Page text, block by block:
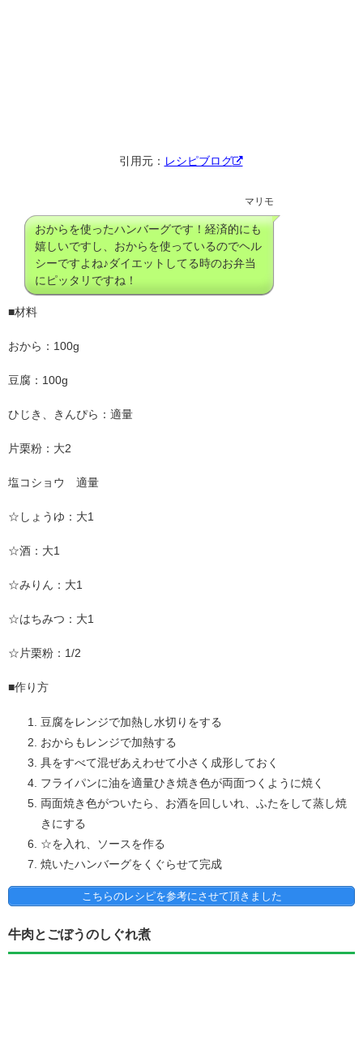
引用元： レシピブログ
マリモ
おからを使ったハンバーグです！経済的にも
嬉しいですし、おからを使っているのでヘル
シーですよね♪ダイエットしてる時のお弁当
にピッタリですね！
■材料
おから ： 100g
豆腐 ： 100g
ひじき、きんぴら ： 適量
片栗粉 ： 大2
塩コショウ 適量
☆しょうゆ：大1
☆酒：大1
☆みりん：大1
☆はちみつ：大1
☆片栗粉：1/2
■作り方
豆腐をレンジで加熱し水切りをする
おからもレンジで加熱する
具をすべて混ぜあえわせて小さく成形しておく
フライパンに油を適量ひき焼き色が両面つくように焼く
両面焼き色がついたら、お酒を回しいれ、ふたをして蒸し焼
きにする
☆を入れ、ソースを作る
焼いたハンバーグをくぐらせて完成
こちらのレシピを参考にさせて頂きました
牛肉とごぼうのしぐれ煮